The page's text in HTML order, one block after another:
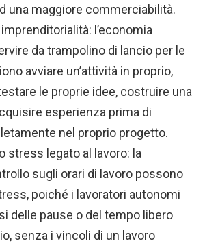
una maggiore commerciabilità.
l’economia
da trampolino di lancio per le
avviare un’attività in proprio,
le proprie idee, costruire una
esperienza prima di
nel proprio progetto.
stress legato al lavoro: la
sugli orari di lavoro possono
poiché i lavoratori autonomi
delle pause o del tempo libero
senza i vincoli di un lavoro